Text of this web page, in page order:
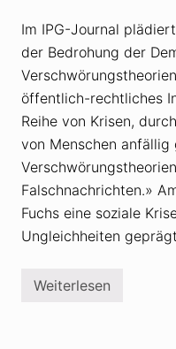
t
A
n
d
e
a
s
G
a
r
n
e
r
i
u
Im IPG-Journal
der Bedrohung der
öffentlich-rechtliches
Reihe von Krisen,
von Menschen
Falschnachrichten.»
Fuchs eine soziale
Ungleichheiten
B
Weiterlesen